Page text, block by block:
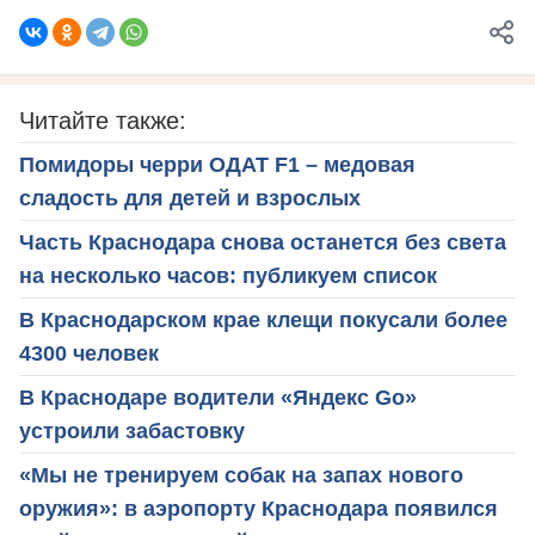
Читайте также:
Помидоры черри ОДАТ F1 – медовая
сладость для детей и взрослых
Часть Краснодара снова останется без света
на несколько часов: публикуем список
В Краснодарском крае клещи покусали более
4300 человек
В Краснодаре водители «Яндекс Go»
устроили забастовку
«Мы не тренируем собак на запах нового
оружия»: в аэропорту Краснодара появился